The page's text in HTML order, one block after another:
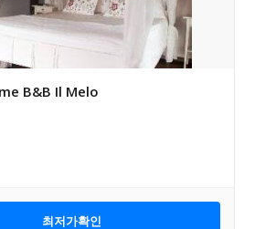
B&B Il Melo
최저가확인